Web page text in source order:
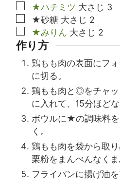
▢
★ハチミツ 大さじ 3
▢
★砂糖 大さじ 2
▢
★みりん 大さじ 2
作り方
鶏もも肉の表面にフ
に切る。
鶏もも肉と◎をチャ
に入れて、15分ほどな
ボウルに★の調味料
く。
鶏もも肉を袋から取
栗粉をまんべんなくま
フライパンに揚げ油